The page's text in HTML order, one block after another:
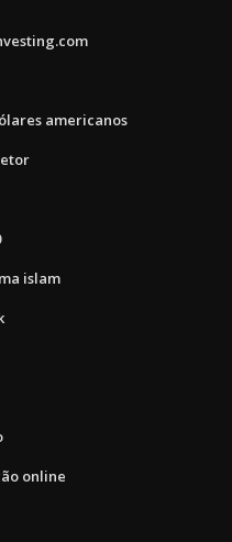
americanos
islam
online